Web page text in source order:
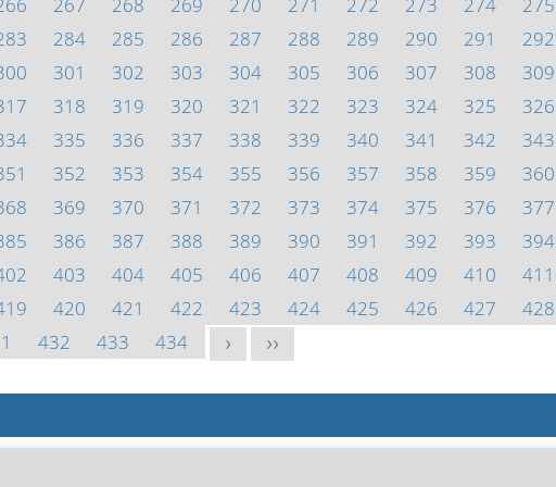
284 285 286 287 288 289 290 291
292
301 302 303 304 305 306 307 308
309
318 319 320 321 322 323 324 325
326
335 336 337 338 339 340 341 342
343
352 353 354 355 356 357 358 359
360
369 370 371 372 373 374 375 376
377
386 387 388 389 390 391 392 393
394
403 404 405 406 407 408 409 410
411
420 421 422 423 424 425 426 427
428
432 433 434 > >>